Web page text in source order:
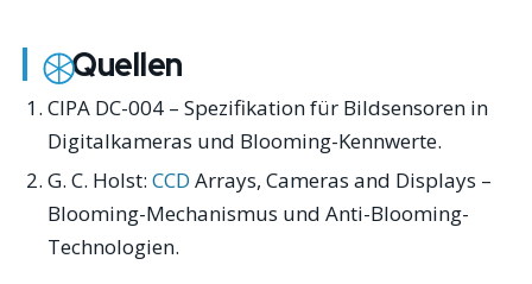
Quellen
CIPA DC-004 – Spezifikation für Bildsensoren in
Digitalkameras und Blooming-Kennwerte.
G. C. Holst: CCD Arrays, Cameras and Displays –
Blooming-Mechanismus und Anti-Blooming-
Technologien.